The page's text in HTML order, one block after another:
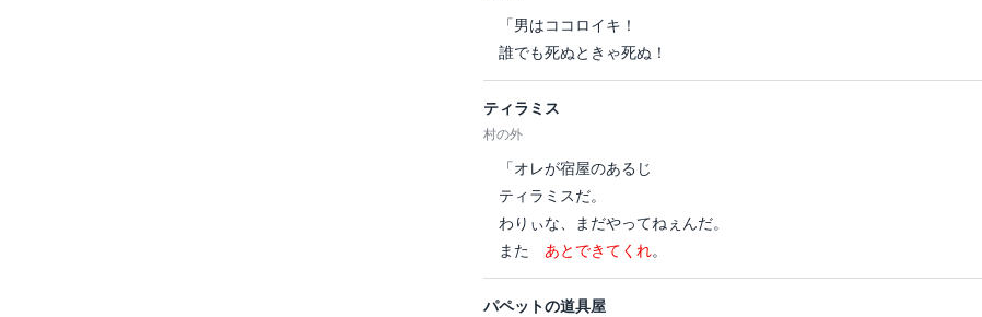
「男はココロイキ！
誰でも死ぬときゃ死ぬ！
ティラミス
村の外
「オレが宿屋のあるじ
ティラミスだ。
わりぃな、まだやってねぇんだ。
また あとできてくれ。
パペットの道具屋